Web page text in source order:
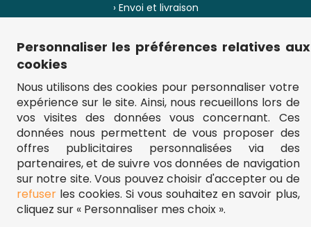
› Envoi et livraison
› Pièces de puzzle manquantes ?
› Provenance
› Plan du site
** Frais d'envoi = 6,95 € (France) / gratuit à partir de 45 €.
fou-de-puzzle.com : le site référence pour acheter des puzzles de
qualité à bon prix.
© Fou-de-puzzle.com 2011 - 2026
Personnaliser les préférences relatives aux
cookies
Nous utilisons des cookies pour personnaliser votre
expérience sur le site. Ainsi, nous recueillons lors de
vos visites des données vous concernant. Ces
données nous permettent de vous proposer des
offres publicitaires personnalisées via des
partenaires, et de suivre vos données de navigation
sur notre site. Vous pouvez choisir d'accepter ou de
refuserles cookies. Si vous souhaitez en savoir plus,
cliquez sur « Personnaliser mes choix ».